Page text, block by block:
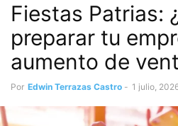
Fiestas Patrias:
preparar tu
aumento de
Por Edwin Terrazas Castro - 1 julio,